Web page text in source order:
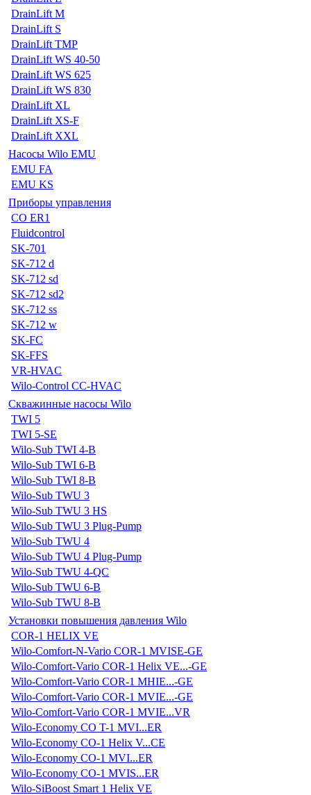
DrainLift M
DrainLift S
DrainLift TMP
DrainLift WS 40-50
DrainLift WS 625
DrainLift WS 830
DrainLift XL
DrainLift XS-F
DrainLift XXL
Насосы Wilo EMU
EMU FA
EMU KS
Приборы управления
CO ER1
Fluidcontrol
SK-701
SK-712 d
SK-712 sd
SK-712 sd2
SK-712 ss
SK-712 w
SK-FC
SK-FFS
VR-HVAC
Wilo-Control CC-HVAC
Скважинные насосы Wilo
TWI 5
TWI 5-SE
Wilo-Sub TWI 4-B
Wilo-Sub TWI 6-B
Wilo-Sub TWI 8-B
Wilo-Sub TWU 3
Wilo-Sub TWU 3 HS
Wilo-Sub TWU 3 Plug-Pump
Wilo-Sub TWU 4
Wilo-Sub TWU 4 Plug-Pump
Wilo-Sub TWU 4-QC
Wilo-Sub TWU 6-B
Wilo-Sub TWU 8-B
Установки повышения давления Wilo
COR-1 HELIX VE
Wilo-Comfort-N-Vario COR-1 MVISE-GE
Wilo-Comfort-Vario COR-1 Helix VE...-GE
Wilo-Comfort-Vario COR-1 MHIE...-GE
Wilo-Comfort-Vario COR-1 MVIE...-GE
Wilo-Comfort-Vario COR-1 MVIE...VR
Wilo-Economy CO T-1 MVI...ER
Wilo-Economy CO-1 Helix V...CE
Wilo-Economy CO-1 MVI...ER
Wilo-Economy CO-1 MVIS...ER
Wilo-SiBoost Smart 1 Helix VE